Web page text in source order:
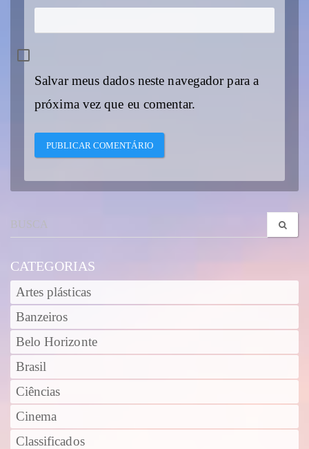
Salvar meus dados neste navegador para a
próxima vez que eu comentar.
CATEGORIAS
Artes plásticas
Banzeiros
Belo Horizonte
Brasil
Ciências
Cinema
Classificados